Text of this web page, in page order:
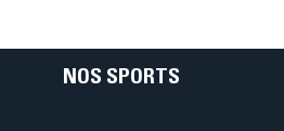
NOS SPORTS